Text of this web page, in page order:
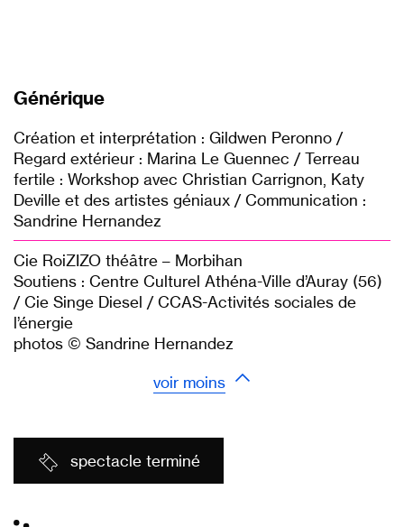
Générique
Création et interprétation : Gildwen Peronno /
Regard extérieur : Marina Le Guennec / Terreau
fertile : Workshop avec Christian Carrignon, Katy
Deville et des artistes géniaux / Communication :
Sandrine Hernandez
Cie RoiZIZO théâtre – Morbihan
Soutiens : Centre Culturel Athéna-Ville d’Auray (56)
/ Cie Singe Diesel / CCAS-Activités sociales de
l’énergie
photos © Sandrine Hernandez
voir moins
spectacle terminé